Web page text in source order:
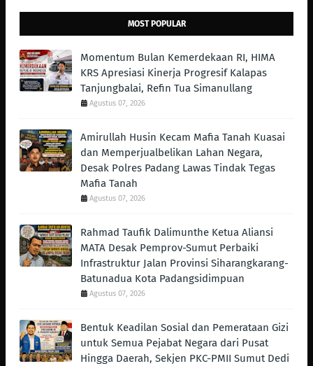
MOST POPULAR
Momentum Bulan Kemerdekaan RI, HIMA
KRS Apresiasi Kinerja Progresif Kalapas
Tanjungbalai, Refin Tua Simanullang
Agustus 07, 2026
Amirullah Husin Kecam Mafia Tanah Kuasai
dan Memperjualbelikan Lahan Negara,
Desak Polres Padang Lawas Tindak Tegas
Mafia Tanah
Agustus 07, 2026
Rahmad Taufik Dalimunthe Ketua Aliansi
MATA Desak Pemprov-Sumut Perbaiki
Infrastruktur Jalan Provinsi Siharangkarang-
Batunadua Kota Padangsidimpuan
Agustus 07, 2026
Bentuk Keadilan Sosial dan Pemerataan Gizi
untuk Semua Pejabat Negara dari Pusat
Hingga Daerah, Sekjen PKC-PMII Sumut Dedi